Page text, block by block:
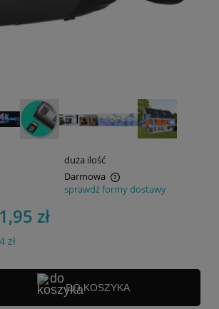
duża ilość
Darmowa
ewentualnych kosztów płatności
sprawdź formy dostawy
zł
zł
DO KOSZYKA